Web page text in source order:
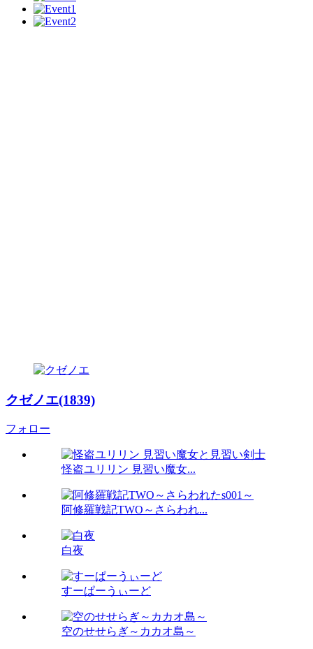
クゼノエ(1839)
フォロー
怪盗ユリリン 見習い魔女...
阿修羅戦記TWO～さらわれ...
白夜
すーぱーうぃーど
空のせせらぎ～カカオ島～